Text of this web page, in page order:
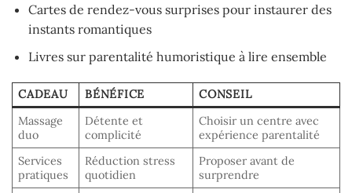
Cartes de rendez-vous surprises pour instaurer des
instants romantiques
Livres sur parentalité humoristique à lire ensemble
CADEAU BÉNÉFICE
CONSEIL
Massage
duo
Détente et
complicité
Choisir un centre avec
expérience parentalité
Services
pratiques
Réduction stress
quotidien
Proposer avant de
surprendre